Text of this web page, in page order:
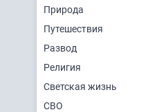
Природа
Путешествия
Развод
Религия
Светская жизнь
СВО